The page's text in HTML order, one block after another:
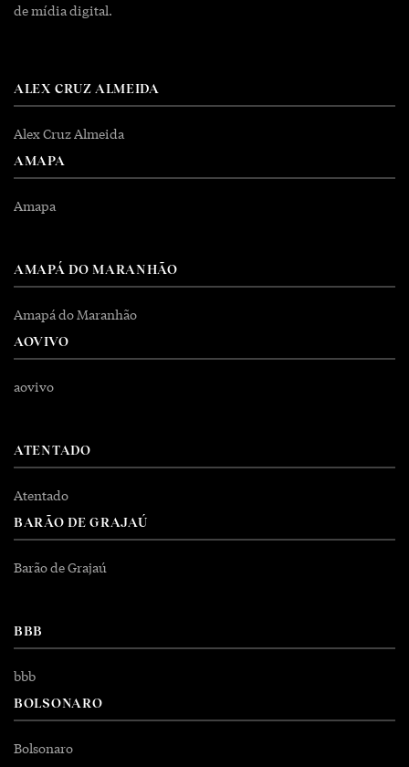
de mídia digital.
ALEX CRUZ ALMEIDA
Alex Cruz Almeida
AMAPA
Amapa
AMAPÁ DO MARANHÃO
Amapá do Maranhão
AOVIVO
aovivo
ATENTADO
Atentado
BARÃO DE GRAJAÚ
Barão de Grajaú
BBB
bbb
BOLSONARO
Bolsonaro